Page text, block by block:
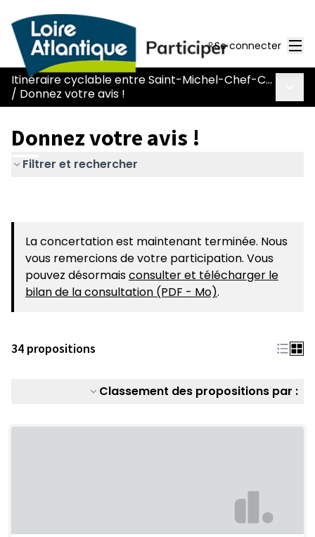
Se connecter
Itinéraire cyclable entre Saint-Michel-Chef-Chef et Saint-Père-en-Retz (L031)
/ Donnez votre avis !
Donnez votre avis !
Filtrer et rechercher
La concertation est maintenant terminée. Nous
vous remercions de votre participation. Vous
pouvez désormaisconsulter et télécharger le
bilan de la consultation (PDF - Mo).
34 propositions
Classement des propositions par :